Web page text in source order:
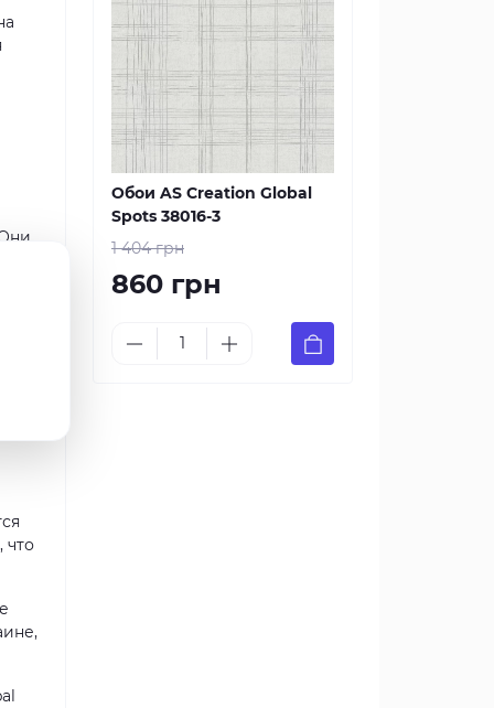
что
Обои AS Creation Global
Spots 38016-3
1 404 грн
860 грн